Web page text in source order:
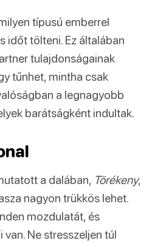
típusú emberrel
időt tölteni. Ez általában
tulajdonságainak
tűnhet, mintha csak
a legnagyobb
barátságként indultak.
a dalában, Törékeny,
nagyon trükkös lehet.
mozdulatát, és
van. Ne stresszeljen túl